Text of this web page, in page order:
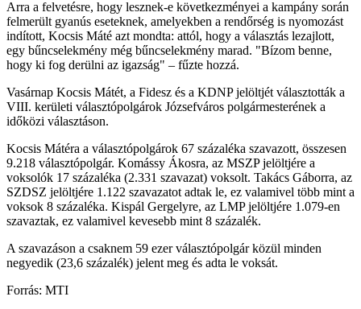
Arra a felvetésre, hogy lesznek-e következményei a kampány során
felmerült gyanús eseteknek, amelyekben a rendőrség is nyomozást
indított, Kocsis Máté azt mondta: attól, hogy a választás lezajlott,
egy bűncselekmény még bűncselekmény marad. "Bízom benne,
hogy ki fog derülni az igazság" – fűzte hozzá.
Vasárnap Kocsis Mátét, a Fidesz és a KDNP jelöltjét választották a
VIII. kerületi választópolgárok Józsefváros polgármesterének a
időközi választáson.
Kocsis Mátéra a választópolgárok 67 százaléka szavazott, összesen
9.218 választópolgár. Komássy Ákosra, az MSZP jelöltjére a
voksolók 17 százaléka (2.331 szavazat) voksolt. Takács Gáborra, az
SZDSZ jelöltjére 1.122 szavazatot adtak le, ez valamivel több mint a
voksok 8 százaléka. Kispál Gergelyre, az LMP jelöltjére 1.079-en
szavaztak, ez valamivel kevesebb mint 8 százalék.
A szavazáson a csaknem 59 ezer választópolgár közül minden
negyedik (23,6 százalék) jelent meg és adta le voksát.
Forrás: MTI